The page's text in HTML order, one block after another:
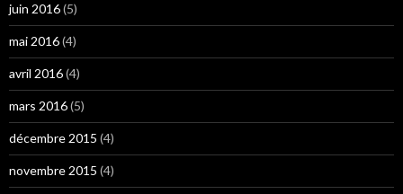
juin 2016(5)
mai 2016(4)
avril 2016(4)
mars 2016(5)
décembre 2015 (4)
novembre 2015 (4)